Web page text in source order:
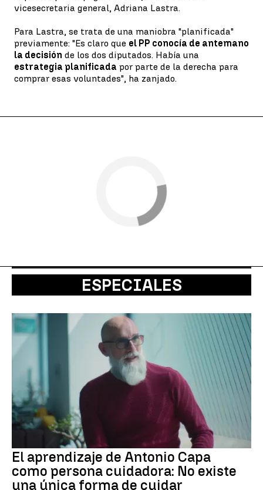
vicesecretaria general, Adriana Lastra.
Para Lastra, se trata de una maniobra "planificada"
previamente: "Es claro que el PP conocía de antemano
la decisión de los dos diputados. Había una
estrategia planificada por parte de la derecha para
comprar esas voluntades", ha zanjado.
ESPECIALES
El aprendizaje de Antonio Capa
como persona cuidadora: No existe
una única forma de cuidar